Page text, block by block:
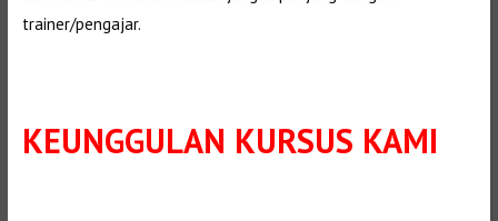
trainer/pengajar.
KEUNGGULAN KURSUS KAMI